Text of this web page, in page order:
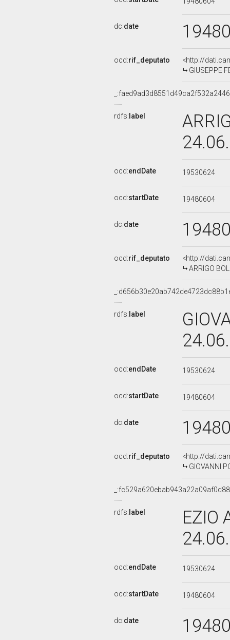
dc:date
ocd:rif_deputato
<http://
GIUSEPPE
rdfs: label
ocd:endDate 19530624
ocd:startDate 19480604
dc:date
ocd:rif_deputato
<http://
ARRIGO
rdfs: label
ocd:endDate 19530624
ocd:startDate 19480604
dc:date
ocd:rif_deputato
<http://
GIOVANNI
rdfs: label
EZIO
ocd:endDate 19530624
ocd:startDate 19480604
dc:date